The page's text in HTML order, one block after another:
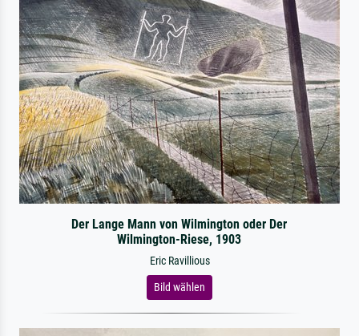
Der Lange Mann von Wilmington oder Der
Wilmington-Riese, 1903
Eric Ravillious
Bild wählen